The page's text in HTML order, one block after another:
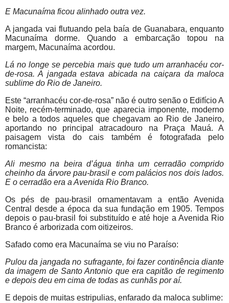
E Macunaíma ficou alinhado outra vez.
A jangada vai flutuando pela baía de Guanabara, enquanto
Macunaíma dorme. Quando a embarcação topou na
margem, Macunaíma acordou.
Lá no longe se percebia mais que tudo um arranhacéu cor-
de-rosa. A jangada estava abicada na caiçara da maloca
sublime do Rio de Janeiro.
Este “arranhacéu cor-de-rosa” não é outro senão o Edifício A
Noite, recém-terminado, que aparecia imponente, moderno
e belo a todos aqueles que chegavam ao Rio de Janeiro,
aportando no principal atracadouro na Praça Mauá. A
paisagem vista do cais também é fotografada pelo
romancista:
Ali mesmo na beira d’água tinha um cerradão comprido
cheinho da árvore pau-brasil e com palácios nos dois lados.
E o cerradão era a Avenida Rio Branco.
Os pés de pau-brasil ornamentavam a então Avenida
Central desde a época da sua fundação em 1905. Tempos
depois o pau-brasil foi substituído e até hoje a Avenida Rio
Branco é arborizada com oitizeiros.
Safado como era Macunaíma se viu no Paraíso:
Pulou da jangada no sufragante, foi fazer continência diante
da imagem de Santo Antonio que era capitão de regimento
e depois deu em cima de todas as cunhãs por aí.
E depois de muitas estripulias, enfarado da maloca sublime: